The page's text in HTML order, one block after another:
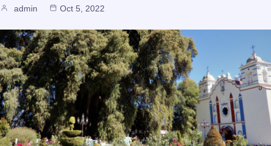
admin Oct 5, 2022